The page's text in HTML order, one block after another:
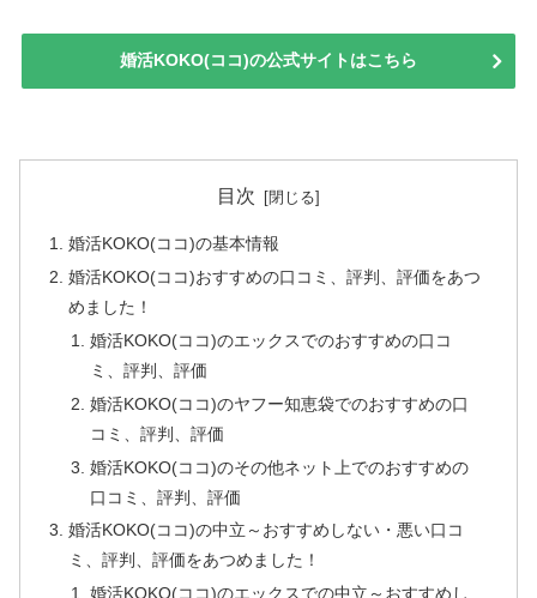
婚活KOKO(ココ)の公式サイトはこちら
目次
婚活KOKO(ココ)の基本情報
婚活KOKO(ココ)おすすめの口コミ、評判、評価をあつ
めました！
婚活KOKO(ココ)のエックスでのおすすめの口コ
ミ、評判、評価
婚活KOKO(ココ)のヤフー知恵袋でのおすすめの口
コミ、評判、評価
婚活KOKO(ココ)のその他ネット上でのおすすめの
口コミ、評判、評価
婚活KOKO(ココ)の中立～おすすめしない・悪い口コ
ミ、評判、評価をあつめました！
婚活KOKO(ココ)のエックスでの中立～おすすめし